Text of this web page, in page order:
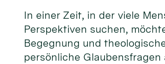
In einer Zeit, in der viele
Perspektiven suchen,
Begegnung und
persönliche